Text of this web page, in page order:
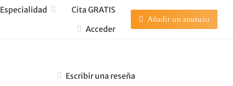
Especialidad
Cita GRATIS
Acceder
Añadir un anuncio
Escribir una reseña